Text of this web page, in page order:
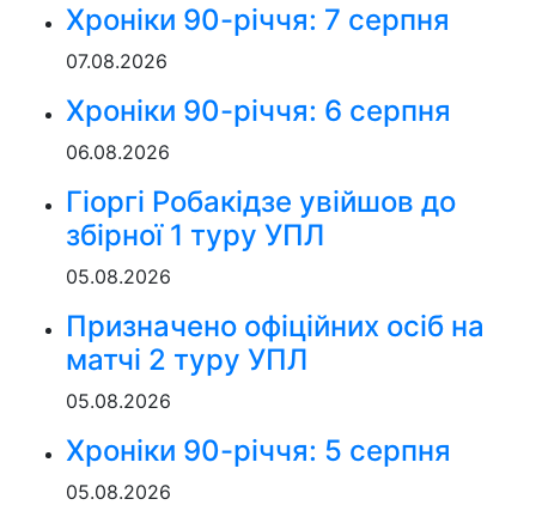
Хроніки 90-річчя: 7 серпня
07.08.2026
Хроніки 90-річчя: 6 серпня
06.08.2026
Гіоргі Робакідзе увійшов до
збірної 1 туру УПЛ
05.08.2026
Призначено офіційних осіб на
матчі 2 туру УПЛ
05.08.2026
Хроніки 90-річчя: 5 серпня
05.08.2026